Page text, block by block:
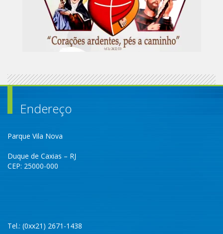
Endereço
Parque Vila Nova
Duque de Caxias – RJ
CEP: 25000-000
Tel.: (0xx21) 2671-1438